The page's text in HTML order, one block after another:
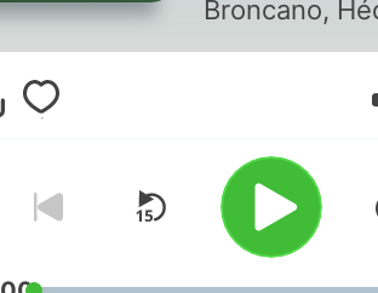
Broncano,
Ignatius.